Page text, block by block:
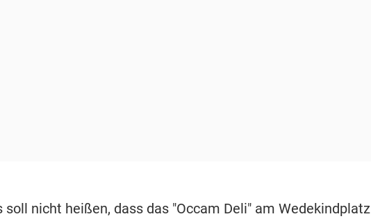
soll nicht heißen, dass das "Occam Deli" am Wedekindplatz